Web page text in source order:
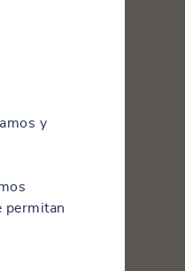
y
permitan